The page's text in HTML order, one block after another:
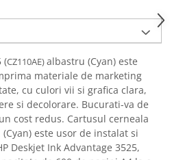
(CZ110AE)albastru (Cyan) este
materiale de marketing
cu culori vii si grafica clara,
si decolorare. Bucurati-va de
cost redus. Cartusul cerneala
este usor de instalat si
Deskjet Ink Advantage 3525,